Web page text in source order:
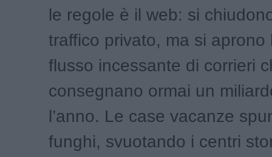
le regole è il web: si
traffico privato, ma si aprono
flusso incessante di corrieri
consegnano ormai un
l’anno. Le case vacanze
funghi, svuotando i centri